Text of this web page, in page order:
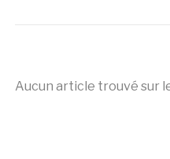
Aucun article trouvé sur